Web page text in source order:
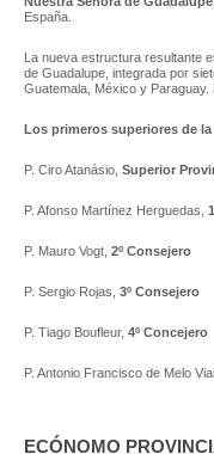
España.
La nueva estructura resultante
de Guadalupe, integrada por
Guatemala, México y Paraguay.
Los primeros superiores de
P. Ciro Atanásio, Superior
P. Afonso Martínez Herguedas,
P. Mauro Vogt, 2º Consejero
P. Sergio Rojas, 3º Consejero
P. Tiago Boufleur, 4º Concejero
P. Antonio Francisco de Melo
ECÓNOMO